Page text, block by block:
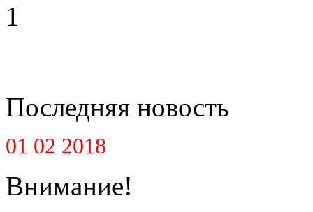
1
Последняя новость
01 02 2018
Внимание!